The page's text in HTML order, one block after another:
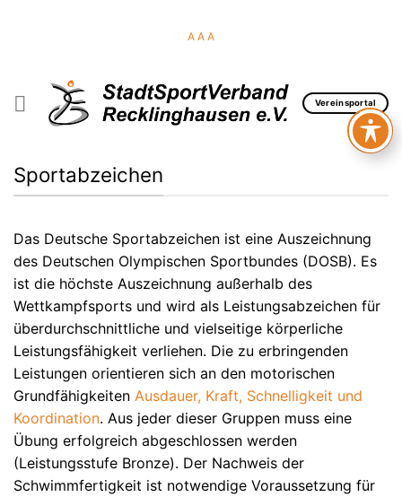
A A A
Vereinsportal
Sportabzeichen
Das Deutsche Sportabzeichen ist eine Auszeichnung
des Deutschen Olympischen Sportbundes (DOSB). Es
ist die höchste Auszeichnung außerhalb des
Wettkampfsports und wird als Leistungsabzeichen für
überdurchschnittliche und vielseitige körperliche
Leistungsfähigkeit verliehen. Die zu erbringenden
Leistungen orientieren sich an den motorischen
Grundfähigkeiten Ausdauer, Kraft, Schnelligkeit und
Koordination. Aus jeder dieser Gruppen muss eine
Übung erfolgreich abgeschlossen werden
(Leistungsstufe Bronze). Der Nachweis der
Schwimmfertigkeit ist notwendige Voraussetzung für